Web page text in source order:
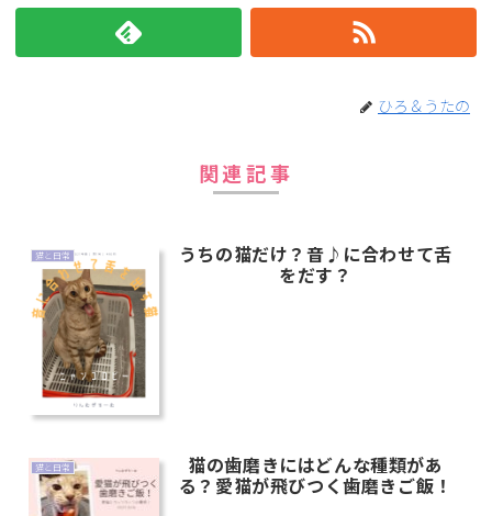
ひろ＆うたの
関連記事
猫と日常 うちの猫だけ？音♪に合わせて舌
をだす？
猫と日常 猫の歯磨きにはどんな種類があ
る？愛猫が飛びつく歯磨きご飯！